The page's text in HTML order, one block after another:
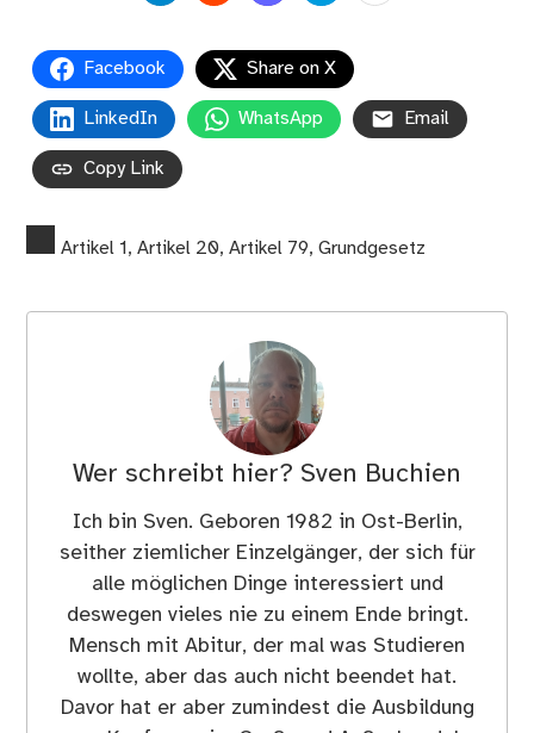
Facebook Share on X
LinkedIn WhatsApp Email
Copy Link
Artikel 1 ,Artikel 20,Artikel 79,Grundgesetz
Wer schreibt hier? Sven Buchien
Ich bin Sven. Geboren 1982 in Ost-Berlin,
seither ziemlicher Einzelgänger, der sich für
alle möglichen Dinge interessiert und
deswegen vieles nie zu einem Ende bringt.
Mensch mit Abitur, der mal was Studieren
wollte, aber das auch nicht beendet hat.
Davor hat er aber zumindest die Ausbildung